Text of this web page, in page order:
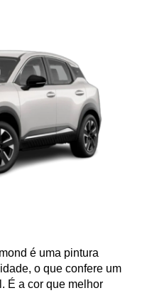
é uma pintura
o que confere um
É a cor que melhor